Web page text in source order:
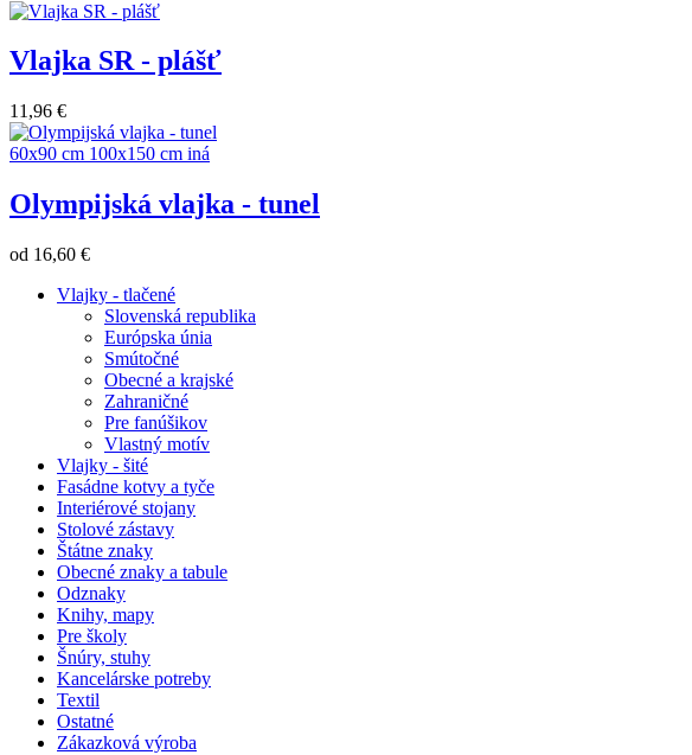
Vlajka SR - plášť
11,96 €
60x90 cm 100x150 cm iná
Olympijská vlajka - tunel
od 16,60 €
Vlajky - tlačené
Slovenská republika
Európska únia
Smútočné
Obecné a krajské
Zahraničné
Pre fanúšikov
Vlastný motív
Vlajky - šité
Fasádne kotvy a tyče
Interiérové stojany
Stolové zástavy
Štátne znaky
Obecné znaky a tabule
Odznaky
Knihy, mapy
Pre školy
Šnúry, stuhy
Kancelárske potreby
Textil
Ostatné
Zákazková výroba